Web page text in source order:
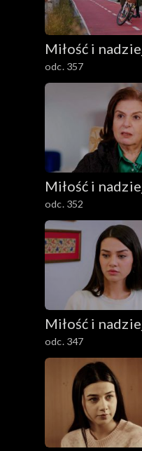
Miłość i
odc. 357
Miłość i
odc. 352
Miłość i
odc. 347